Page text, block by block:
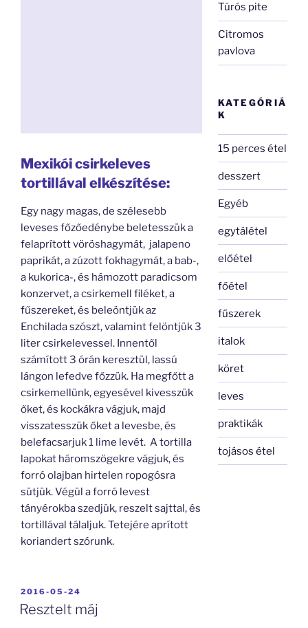
Mexikói csirkeleves
tortillával elkészítése:
Egy nagy magas, de szélesebb
leveses főzőedénybe beletesszük a
felaprított vöröshagymát, jalapeno
paprikát, a zúzott fokhagymát, a bab-,
a kukorica-, és hámozott paradicsom
konzervet, a csirkemell filéket, a
fűszereket, és beleöntjük az
Enchilada szószt, valamint felöntjük 3
liter csirkelevessel. Innentől
számított 3 órán keresztül, lassú
lángon lefedve főzzük. Ha megfőtt a
csirkemellünk, egyesével kivesszük
őket, és kockákra vágjuk, majd
visszatesszük őket a levesbe, és
belefacsarjuk 1 lime levét. A tortilla
lapokat háromszögekre vágjuk, és
forró olajban hirtelen ropogósra
sütjük. Végül a forró levest
tányérokba szedjük, reszelt sajttal, és
tortillával tálaljuk. Tetejére aprított
koriandert szórunk.
BEKÜLDVE:
2016-05-24
Resztelt máj
Túrós pite
Citromos
pavlova
KATEGÓRIÁ
K
15 perces étel
desszert
Egyéb
egytálétel
előétel
főétel
fűszerek
italok
köret
leves
praktikák
tojásos étel